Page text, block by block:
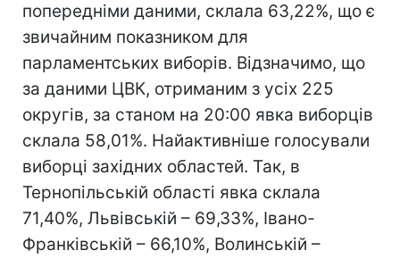
попередніми даними, склала 63,22%, що є
звичайним показником для
парламентських виборів. Відзначимо, що
за даними ЦВК, отриманим з усіх 225
округів, за станом на 20:00 явка виборців
склала 58,01%. Найактивніше голосували
виборці західних областей. Так, в
Тернопільській області явка склала
71,40%, Львівській – 69,33%, Івано-
Франківській – 66,10%, Волинській –